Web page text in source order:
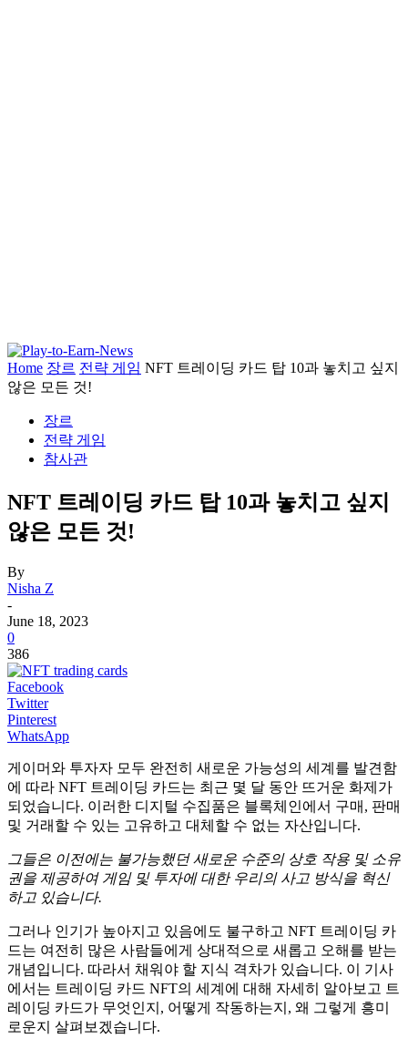
Home 장르 전략 게임 NFT 트레이딩 카드 탑 10과 놓치고 싶지
않은 모든 것!
장르
전략 게임
참사관
NFT 트레이딩 카드 탑 10과 놓치고 싶지
않은 모든 것!
By
Nisha Z
-
June 18, 2023
0
386
Facebook
Twitter
Pinterest
WhatsApp
게이머와 투자자 모두 완전히 새로운 가능성의 세계를 발견함
에 따라 NFT 트레이딩 카드는 최근 몇 달 동안 뜨거운 화제가
되었습니다. 이러한 디지털 수집품은 블록체인에서 구매, 판매
및 거래할 수 있는 고유하고 대체할 수 없는 자산입니다.
그들은 이전에는 불가능했던 새로운 수준의 상호 작용 및 소유
권을 제공하여 게임 및 투자에 대한 우리의 사고 방식을 혁신
하고 있습니다.
그러나 인기가 높아지고 있음에도 불구하고 NFT 트레이딩 카
드는 여전히 많은 사람들에게 상대적으로 새롭고 오해를 받는
개념입니다. 따라서 채워야 할 지식 격차가 있습니다. 이 기사
에서는 트레이딩 카드 NFT의 세계에 대해 자세히 알아보고 트
레이딩 카드가 무엇인지, 어떻게 작동하는지, 왜 그렇게 흥미
로운지 살펴보겠습니다.